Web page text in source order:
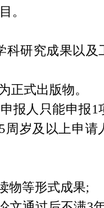
。
科研究成果以及
正式出版物。
报人只能申报1
岁及以上申请
物等形式成果;